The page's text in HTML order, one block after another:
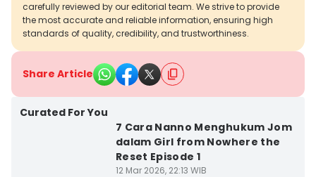
carefully reviewed by our editorial team. We strive to provide
the most accurate and reliable information, ensuring high
standards of quality, credibility, and trustworthiness.
Share Article
Curated For You
7 Cara Nanno Menghukum Jom
dalam Girl from Nowhere the
Reset Episode 1
12 Mar 2026, 22:13 WIB